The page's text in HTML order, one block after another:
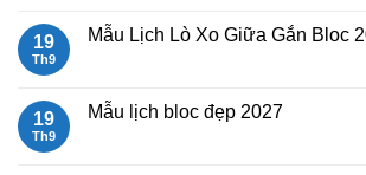
2027
Bính
luận
ở
2027
giá
19
Th9
Mẫu Lịch Lò Xo Giữa Gắn Bloc
luận
ở
19
Th9
Mẫu lịch bloc đẹp 2027